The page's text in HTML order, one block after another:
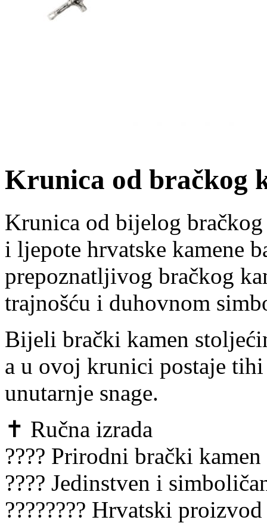
Krunica od bračkog
Krunica od bijelog
i ljepote hrvatske kamene
prepoznatljivog bračkog
trajnošću i duhovnom
Bijeli brački kamen
a u ovoj krunici postaje
unutarnje snage.
✝ Ručna izrada
???? Prirodni brački kamen
???? Jedinstven i
???????? Hrvatski proizvod